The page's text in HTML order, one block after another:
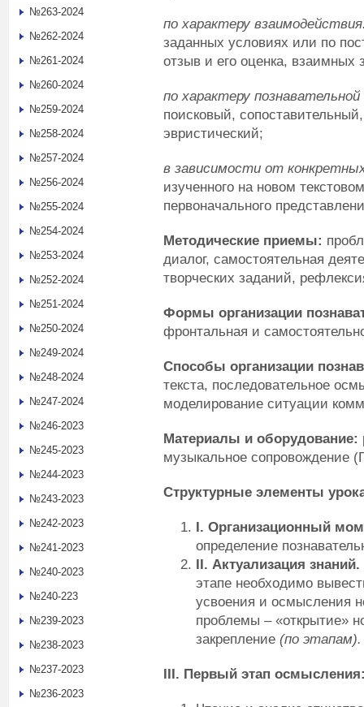
по характеру
заданных условиях или по
отзыв и его оценка, взаимных
по характеру
поисковый,
эвристический;
в зависимости от
изученного на новом
первоначального
Методические приемы:
диалог, самостоятельная
творческих заданий,
Формы организации
фронтальная и
Способы организации
текста, последовательное
моделирование ситуации
Материалы и оборудование:
музыкальное сопровождение
Структурные элементы
I. Организационный
определение
II. Актуализация знаний.
этапе необходимо
усвоения и осмысления
проблемы – «открытие»
закрепление (по этапам).
III. Первый этап
№263-2024
№262-2024
№261-2024
№260-2024
№259-2024
№258-2024
№257-2024
№256-2024
№255-2024
№254-2024
№253-2024
№252-2024
№251-2024
№250-2024
№249-2024
№248-2024
№247-2024
№246-2023
№245-2023
№244-2023
№243-2023
№242-2023
№241-2023
№240-2023
№240-223
№239-2023
№238-2023
№237-2023
№236-2023